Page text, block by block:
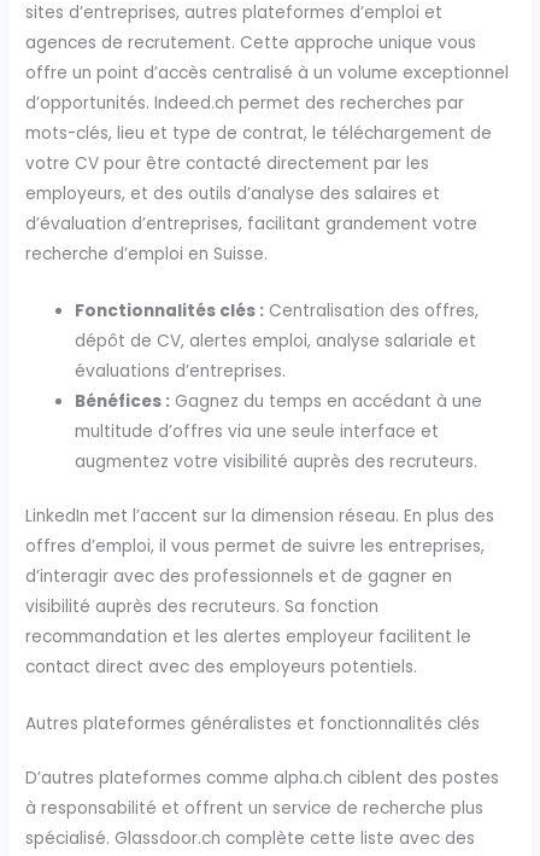
sites d’entreprises, autres plateformes d’emploi et
agences de recrutement. Cette approche unique vous
offre un point d’accès centralisé à un volume exceptionnel
d’opportunités. Indeed.ch permet des recherches par
mots-clés, lieu et type de contrat, le téléchargement de
votre CV pour être contacté directement par les
employeurs, et des outils d’analyse des salaires et
d’évaluation d’entreprises, facilitant grandement votre
recherche d’emploi en Suisse.
Fonctionnalités clés : Centralisation des offres,
dépôt de CV, alertes emploi, analyse salariale et
évaluations d’entreprises.
Bénéfices : Gagnez du temps en accédant à une
multitude d’offres via une seule interface et
augmentez votre visibilité auprès des recruteurs.
LinkedIn met l’accent sur la dimension réseau. En plus des
offres d’emploi, il vous permet de suivre les entreprises,
d’interagir avec des professionnels et de gagner en
visibilité auprès des recruteurs. Sa fonction
recommandation et les alertes employeur facilitent le
contact direct avec des employeurs potentiels.
Autres plateformes généralistes et fonctionnalités clés
D’autres plateformes comme alpha.ch ciblent des postes
à responsabilité et offrent un service de recherche plus
spécialisé. Glassdoor.ch complète cette liste avec des